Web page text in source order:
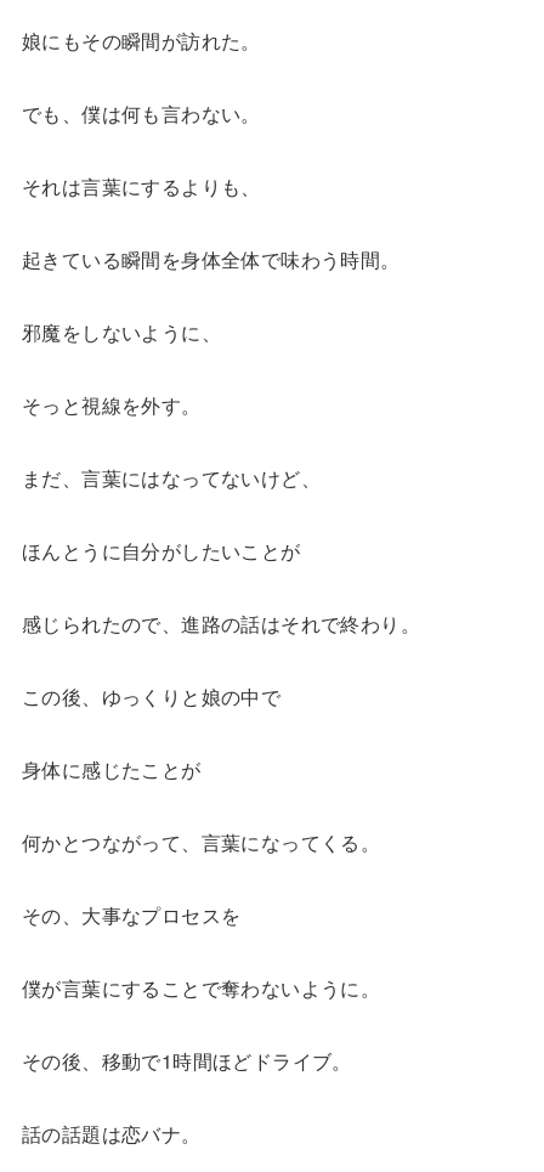
娘にもその瞬間が訪れた。
でも、僕は何も言わない。
それは言葉にするよりも、
起きている瞬間を身体全体で味わう時間。
邪魔をしないように、
そっと視線を外す。
まだ、言葉にはなってないけど、
ほんとうに自分がしたいことが
感じられたので、進路の話はそれで終わり。
この後、ゆっくりと娘の中で
身体に感じたことが
何かとつながって、言葉になってくる。
その、大事なプロセスを
僕が言葉にすることで奪わないように。
その後、移動で1時間ほどドライブ。
話の話題は恋バナ。